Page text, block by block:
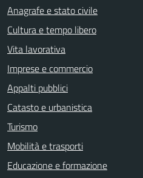
Anagrafe e stato civile
Cultura e tempo libero
Vita lavorativa
Imprese e commercio
Appalti pubblici
Catasto e urbanistica
Turismo
Mobilità e trasporti
Educazione e formazione